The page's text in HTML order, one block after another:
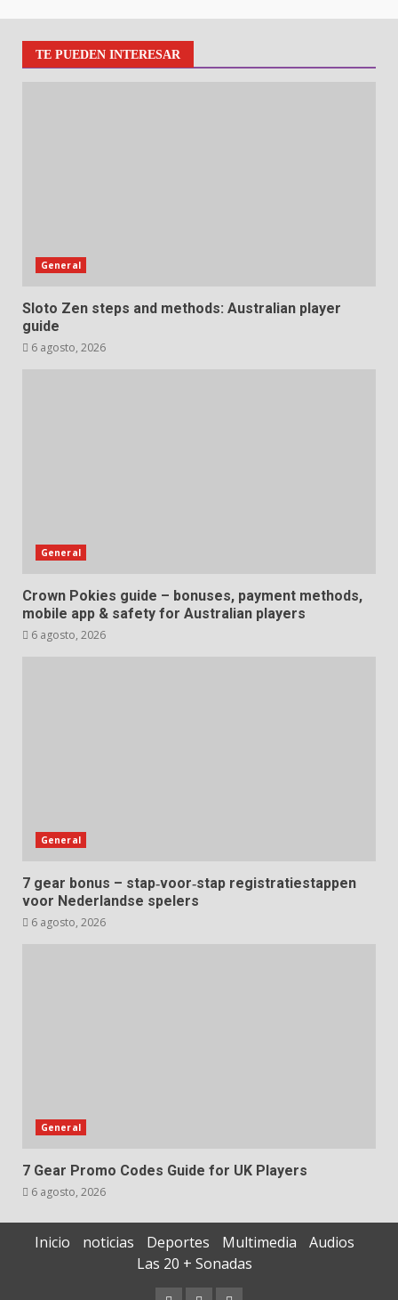
TE PUEDEN INTERESAR
General
Sloto Zen steps and methods: Australian player
guide
6 agosto, 2026
General
Crown Pokies guide – bonuses, payment methods,
mobile app & safety for Australian players
6 agosto, 2026
General
7 gear bonus – stap‑voor‑stap registratiestappen
voor Nederlandse spelers
6 agosto, 2026
General
7 Gear Promo Codes Guide for UK Players
6 agosto, 2026
Inicio noticias Deportes Multimedia
Audios
Las 20 + Sonadas